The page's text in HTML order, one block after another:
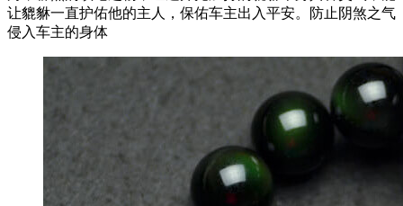
让貔貅一直护佑他的主人，保佑车主出入平安。防止阴煞之气
侵入车主的身体